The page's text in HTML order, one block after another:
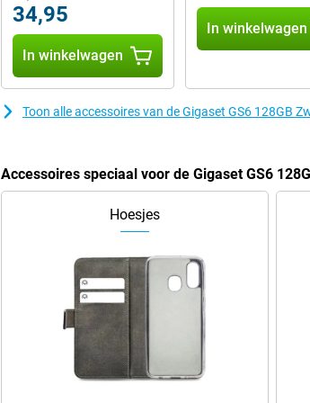
34,95
In winkelwagen
In winkelwagen
Toon alle accessoires van de Gigaset GS6 128GB
Accessoires speciaal voor de Gigaset GS6
Hoesjes